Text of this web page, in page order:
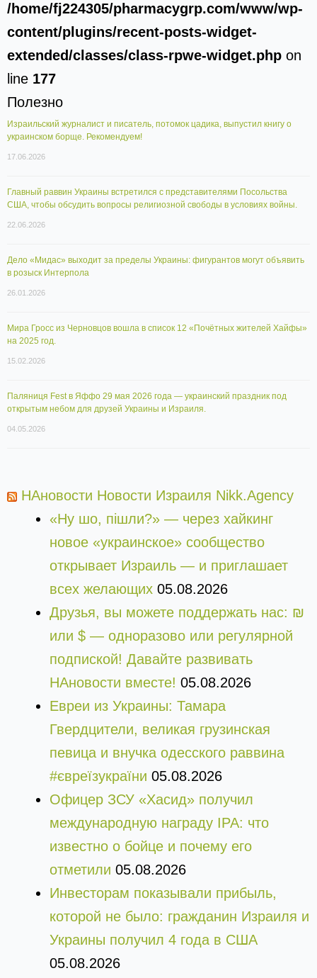
/home/fj224305/pharmacygrp.com/www/wp-
content/plugins/recent-posts-widget-
extended/classes/class-rpwe-widget.php on
line 177
Полезно
Израильский журналист и писатель, потомок цадика, выпустил книгу о
украинском борще. Рекомендуем!
17.06.2026
Главный раввин Украины встретился с представителями Посольства
США, чтобы обсудить вопросы религиозной свободы в условиях войны.
22.06.2026
Дело «Мидас» выходит за пределы Украины: фигурантов могут объявить
в розыск Интерпола
26.01.2026
Мира Гросс из Черновцов вошла в список 12 «Почётных жителей Хайфы»
на 2025 год.
15.02.2026
Паляниця Fest в Яффо 29 мая 2026 года — украинский праздник под
открытым небом для друзей Украины и Израиля.
04.05.2026
НАновости Новости Израиля Nikk.Agency
«Ну шо, пішли?» — через хайкинг
новое «украинское» сообщество
открывает Израиль — и приглашает
всех желающих 05.08.2026
Друзья, вы можете поддержать нас: ₪
или $ — одноразово или регулярной
подпиской! Давайте развивать
НАновости вместе! 05.08.2026
Евреи из Украины: Тамара
Гвердцители, великая грузинская
певица и внучка одесского раввина
#євреїзукраїни 05.08.2026
Офицер ЗСУ «Хасид» получил
международную награду IPA: что
известно о бойце и почему его
отметили 05.08.2026
Инвесторам показывали прибыль,
которой не было: гражданин Израиля и
Украины получил 4 года в США
05.08.2026